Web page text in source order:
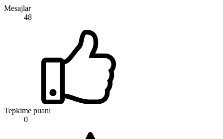
Mesajlar
48
Tepkime puanı
0